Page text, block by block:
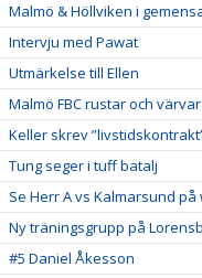
Malmö & Höllviken i
Intervju med Pawat
Utmärkelse till Ellen
Malmö FBC rustar och
Keller skrev
Tung seger i tuff batalj
Se Herr A vs Kalmarsund
Ny träningsgrupp på
#5 Daniel Åkesson